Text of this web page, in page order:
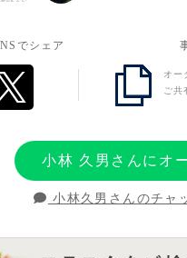
でシェア
オー
ご共
小林 久男さんにオ
小林久男さんのチャ